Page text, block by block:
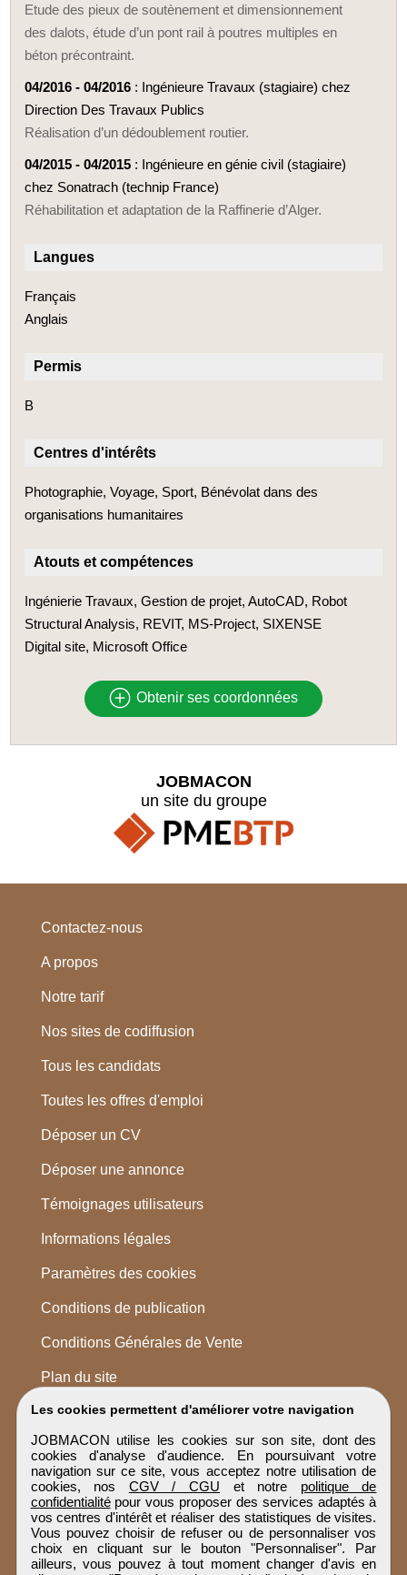
Etude des pieux de soutènement et dimensionnement
des dalots, étude d’un pont rail à poutres multiples en
béton précontraint.
04/2016 - 04/2016 : Ingénieure Travaux (stagiaire) chez
Direction Des Travaux Publics
Réalisation d’un dédoublement routier.
04/2015 - 04/2015 : Ingénieure en génie civil (stagiaire)
chez Sonatrach (technip France)
Réhabilitation et adaptation de la Raffinerie d’Alger.
Langues
Français
Anglais
Permis
B
Centres d'intérêts
Photographie, Voyage, Sport, Bénévolat dans des
organisations humanitaires
Atouts et compétences
Ingénierie Travaux, Gestion de projet, AutoCAD, Robot
Structural Analysis, REVIT, MS-Project, SIXENSE
Digital site, Microsoft Office
Obtenir ses coordonnées
Les cookies permettent d'améliorer votre navigation
JOBMACON utilise les cookies sur son site, dont des
cookies d'analyse d'audience. En poursuivant votre
navigation sur ce site, vous acceptez notre utilisation de
cookies, nos CGV / CGU et notre politique de
confidentialitépour vous proposer des services adaptés à
vos centres d'intérêt et réaliser des statistiques de visites.
Vous pouvez choisir de refuser ou de personnaliser vos
choix en cliquant sur le bouton "Personnaliser". Par
ailleurs, vous pouvez à tout moment changer d'avis en
JOBMACON
un site du groupe
Contactez-nous
A propos
Notre tarif
Nos sites de codiffusion
Tous les candidats
Toutes les offres d'emploi
Déposer un CV
Déposer une annonce
Témoignages utilisateurs
Informations légales
Paramètres des cookies
Conditions de publication
Conditions Générales de Vente
Plan du site